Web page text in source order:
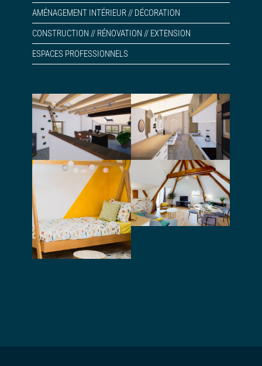
AMÉNAGEMENT INTÉRIEUR // DÉCORATION
CONSTRUCTION // RÉNOVATION // EXTENSION
ESPACES PROFESSIONNELS
Rénovation et
aménagement
intérieur d’une
maison de
village
Aménagement
une pièce à vivre
et d’une salle de
bain
Création
d’ambiance pour
un showroom
Conseil pour
l’aménagement
et la décoration
d’un appartement